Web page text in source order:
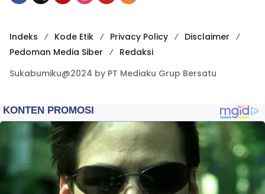
Indeks Kode Etik Privacy Policy
Disclaimer
Pedoman Media Siber
Redaksi
Sukabumiku@2024 by PT Mediaku Grup Bersatu